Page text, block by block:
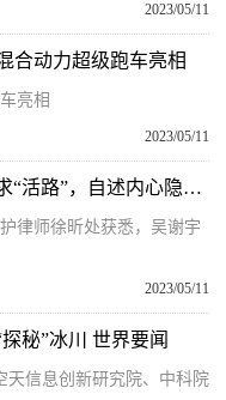
2023/05/11
合动力超级跑车亮相
亮相
2023/05/11
梳理吴谢宇五万字亲笔信：寄亲友求“活路”，自述内心隐秘世界
律师徐昕处获悉，吴谢宇
2023/05/11
秘”冰川 世界要闻
天信息创新研究院、中科院